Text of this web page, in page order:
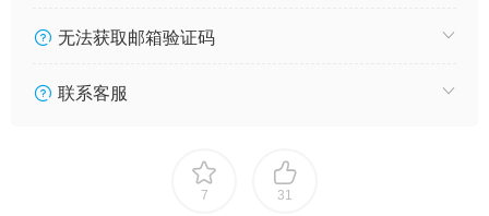
无法获取邮箱验证码
联系客服
7 31